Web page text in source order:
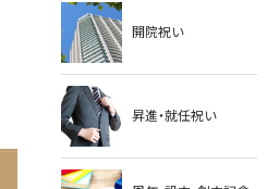
開院祝い
昇進・就任祝い